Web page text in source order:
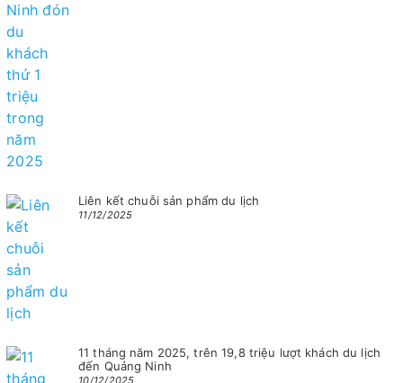
Liên kết chuỗi sản phẩm du lịch
11/12/2025
11 tháng năm 2025, trên 19,8 triệu lượt khách du lịch
đến Quảng Ninh
10/12/2025